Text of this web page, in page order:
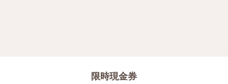
限時現金券